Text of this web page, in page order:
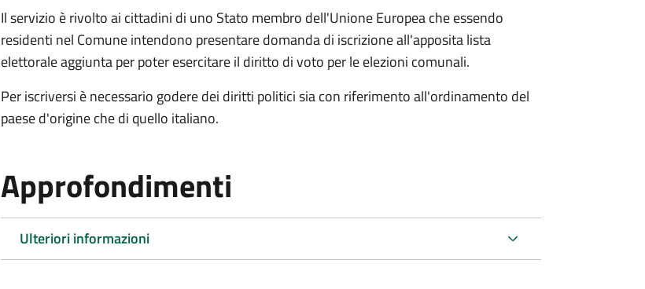
Il servizio è rivolto ai cittadini di uno Stato membro dell'Unione Europea che essendo
residenti nel Comune intendono presentare domanda di iscrizione all'apposita lista
elettorale aggiunta per poter esercitare il diritto di voto per le elezioni comunali.
Per iscriversi è necessario godere dei diritti politici sia con riferimento all'ordinamento del
paese d'origine che di quello italiano.
Approfondimenti
Ulteriori informazioni